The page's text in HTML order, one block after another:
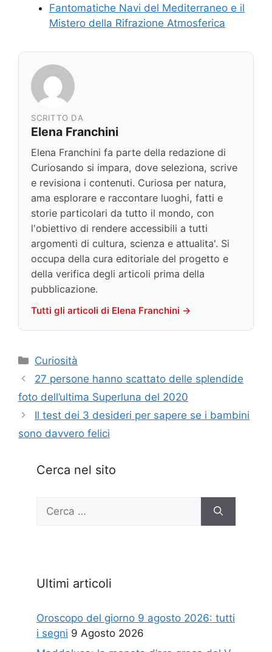
Fantomatiche Navi del Mediterraneo e il
Mistero della Rifrazione Atmosferica
SCRITTO DA
Elena Franchini
Elena Franchini fa parte della redazione di
Curiosando si impara, dove seleziona, scrive
e revisiona i contenuti. Curiosa per natura,
ama esplorare e raccontare luoghi, fatti e
storie particolari da tutto il mondo, con
l'obiettivo di rendere accessibili a tutti
argomenti di cultura, scienza e attualita'. Si
occupa della cura editoriale del progetto e
della verifica degli articoli prima della
pubblicazione.
Tutti gli articoli di Elena Franchini →
Categorie
Curiosità
27 persone hanno scattato delle splendide
foto dell’ultima Superluna del 2020
Il test dei 3 desideri per sapere se i bambini
sono davvero felici
Cerca nel sito
per:
Ultimi articoli
Oroscopo del giorno 9 agosto 2026: tutti
i segni 9 Agosto 2026